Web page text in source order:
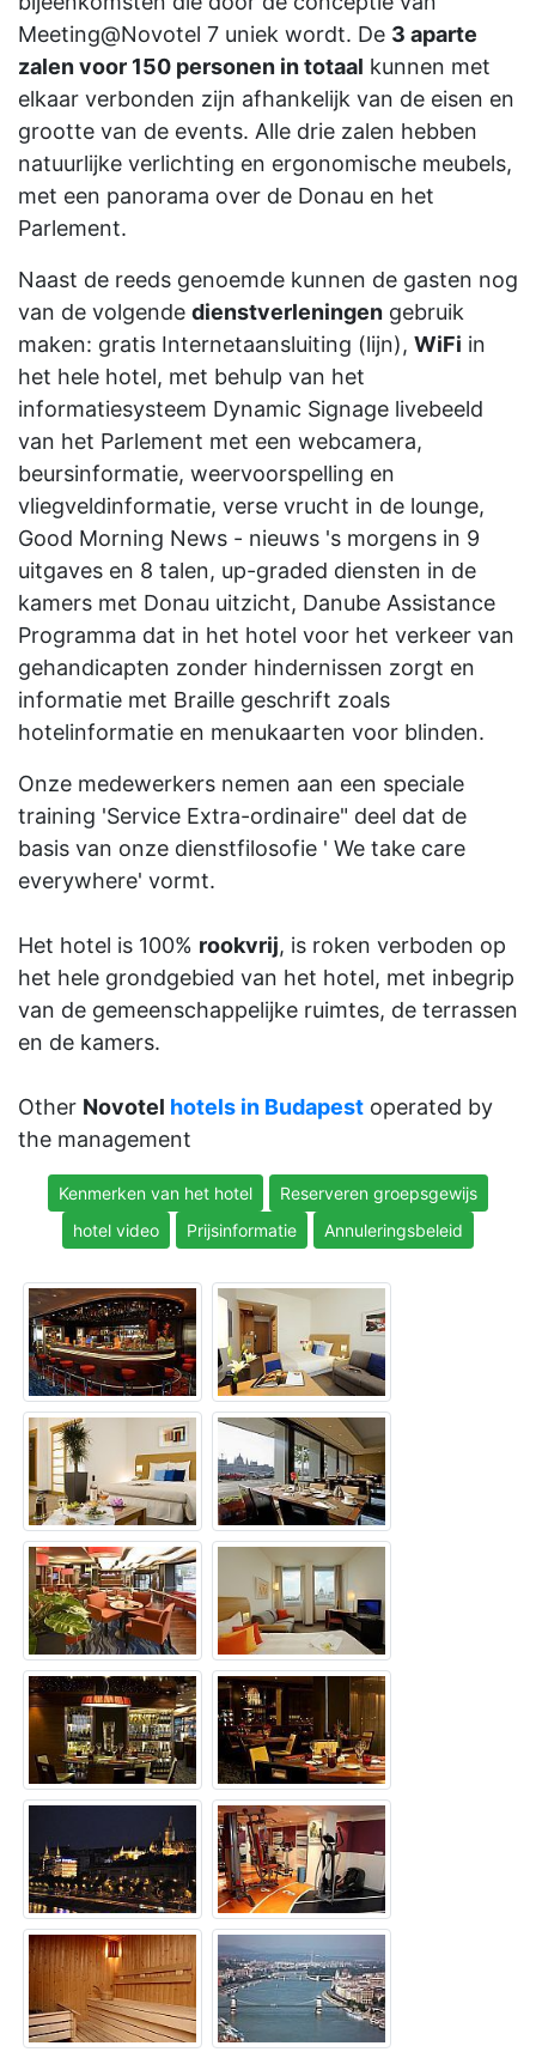
Meeting@Novotel 7 uniek wordt. De 3 aparte
zalen voor 150 personen in totaal kunnen met
elkaar verbonden zijn afhankelijk van de eisen en
grootte van de events. Alle drie zalen hebben
natuurlijke verlichting en ergonomische meubels,
met een panorama over de Donau en het
Parlement.
Naast de reeds genoemde kunnen de gasten nog
van de volgende dienstverleningen gebruik
maken: gratis Internetaansluiting (lijn), WiFi in
het hele hotel, met behulp van het
informatiesysteem Dynamic Signage livebeeld
van het Parlement met een webcamera,
beursinformatie, weervoorspelling en
vliegveldinformatie, verse vrucht in de lounge,
Good Morning News - nieuws 's morgens in 9
uitgaves en 8 talen, up-graded diensten in de
kamers met Donau uitzicht, Danube Assistance
Programma dat in het hotel voor het verkeer van
gehandicapten zonder hindernissen zorgt en
informatie met Braille geschrift zoals
hotelinformatie en menukaarten voor blinden.
Onze medewerkers nemen aan een speciale
training 'Service Extra-ordinaire" deel dat de
basis van onze dienstfilosofie ' We take care
everywhere' vormt.
Het hotel is 100% rookvrij, is roken verboden op
het hele grondgebied van het hotel, met inbegrip
van de gemeenschappelijke ruimtes, de terrassen
en de kamers.
Other Novotel hotels in Budapest operated by
the management
Kenmerken van het hotel
Reserveren groepsgewijs
hotel video
Prijsinformatie Annuleringsbeleid